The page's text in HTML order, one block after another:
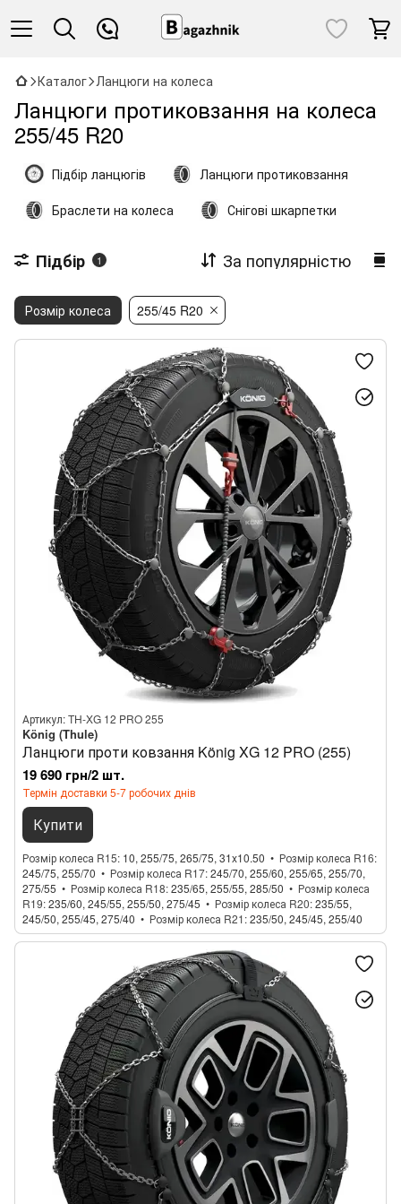
Каталог Ланцюги на колеса
Ланцюги протиковзання на колеса
255/45 R20
Підбір ланцюгів
Ланцюги протиковзання
Браслети на колеса
Снігові шкарпетки
Підбір 1 За популярністю
Розмір колеса 255/45 R20
Артикул: TH-XG 12 PRO 255
König (Thule)
Ланцюги проти ковзання König XG 12 PRO (255)
19 690 грн/2 шт.
Термін доставки 5-7 робочих днів
Купити
Розмір колеса R15 10, 255/75, 265/75, 31x10.50
Розмір колеса R16
245/75, 255/70
Розмір колеса R17 245/70, 255/60, 255/65, 255/70,
275/55
Розмір колеса R18 235/65, 255/55, 285/50
Розмір колеса
R19 235/60, 245/55, 255/50, 275/45 Розмір колеса R20 235/55,
245/50, 255/45, 275/40
Розмір колеса R21 235/50, 245/45, 255/40